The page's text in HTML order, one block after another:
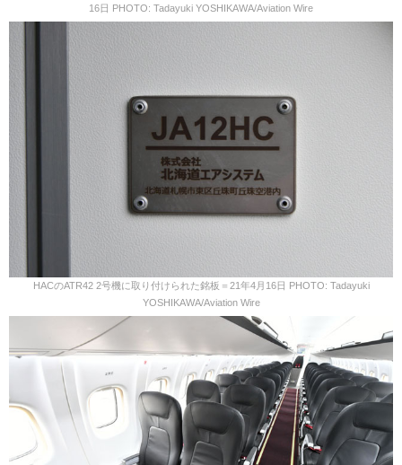
16日 PHOTO: Tadayuki YOSHIKAWA/Aviation Wire
HACのATR42 2号機に取り付けられた銘板＝21年4月16日 PHOTO: Tadayuki
YOSHIKAWA/Aviation Wire